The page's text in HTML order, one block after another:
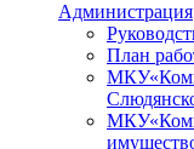
Администрация
План